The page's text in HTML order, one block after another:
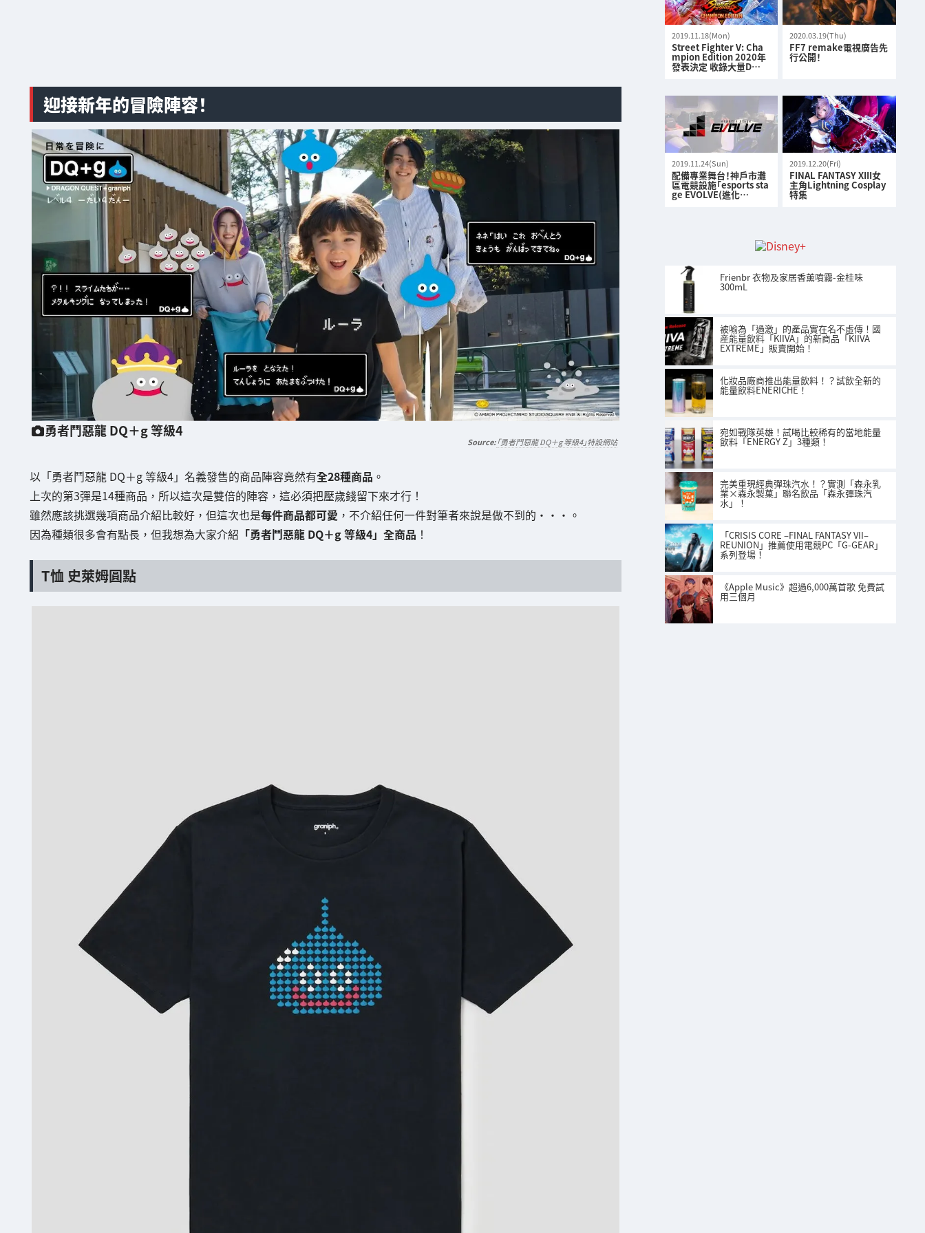
迎接新年的冒險陣容！
勇者鬥惡龍 DQ＋g 等級4
「勇者鬥惡龍 DQ＋g 等級4」特設網站
以「勇者鬥惡龍 DQ＋g 等級4」名義發售的商品陣容竟然有全28種商品 。
上次的第3彈是14種商品，所以這次是雙倍的陣容，這必須把壓歲錢留下來才行！
雖然應該挑選幾項商品介紹比較好，但這次也是每件商品都可愛 ，不介紹任何一件對筆者來說是做不到的・・・。
因為種類很多會有點長，但我想為大家介紹 「勇者鬥惡龍 DQ＋g 等級4」全商品 ！
T恤 史萊姆圓點
2019.11.18(Mon)
Street Fighter V: Cha
mpion Edition 2020年
發表決定 收錄大量D…
2020.03.19(Thu)
FF7 remake電視廣告先
行公開！
2019.11.24(Sun)
配備專業舞台！神戶市灘
區電競設施「esports sta
ge EVOLVE(進化…
2019.12.20(Fri)
FINAL FANTASY XIII女
主角Lightning Cosplay
特集
Frienbr 衣物及家居香薰噴霧-金桂味
300mL
被喻為「過激」的產品實在名不虛傳！國
産能量飲料「KIIVA」的新商品「KIIVA
EXTREME」販賣開始！
化妝品廠商推出能量飲料！？試飲全新的
能量飲料ENERICHE！
宛如戰隊英雄！試喝比較稀有的當地能量
飲料「ENERGY Z」3種類！
完美重現經典彈珠汽水！？實測「森永乳
業×森永製菓」聯名飲品「森永彈珠汽
水」！
「CRISIS CORE –FINAL FANTASY VII–
REUNION」推薦使用電競PC「G-GEAR」
系列登場！
《Apple Music》超過6,000萬首歌 免費試
用三個月